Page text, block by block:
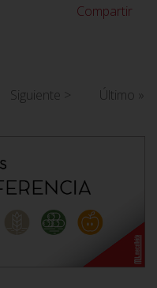
Compartir
Siguiente
Siguiente >
Última
Último »